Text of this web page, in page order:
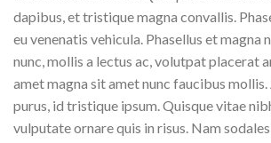
dapibus, et tristique magna convallis.
eu venenatis vehicula. Phasellus et magna
nunc, mollis a lectus ac, volutpat placerat
amet magna sit amet nunc faucibus
purus, id tristique ipsum. Quisque vitae
vulputate ornare quis in risus. Nam